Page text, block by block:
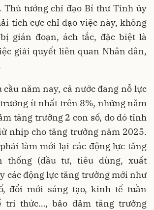
Thủ tướng chỉ đạo Bí thư Tỉnh ủy
tích cực chỉ đạo việc này, không
gián đoạn, ách tắc, đặc biệt là
giải quyết liên quan Nhân dân,
cầu năm nay, cả nước đang nỗ lực
ít nhất trên 8%, những năm
tăng trưởng 2 con số, do đó tỉnh
nhịp cho tăng trưởng năm 2025.
làm mới lại các động lực tăng
thống (đầu tư, tiêu dùng, xuất
các động lực tăng trưởng mới như
đổi mới sáng tạo, kinh tế tuần
tri thức…, bảo đảm tăng trưởng